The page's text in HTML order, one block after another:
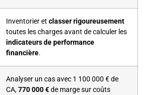
Inventorier et classer rigoureusement
toutes les charges avant de calculer les
indicateurs de performance
financière.
Analyser un cas avec 1 100 000 € de
CA,770 000 €de marge sur coûts